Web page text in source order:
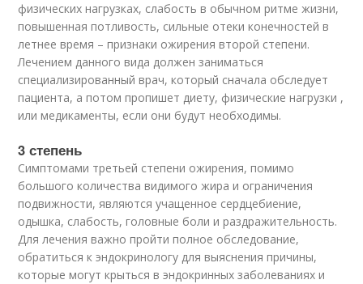
физических нагрузках, слабость в обычном ритме жизни,
повышенная потливость, сильные отеки конечностей в
летнее время – признаки ожирения второй степени.
Лечением данного вида должен заниматься
специализированный врач, который сначала обследует
пациента, а потом пропишет диету, физические нагрузки ,
или медикаменты, если они будут необходимы.
3 степень
Симптомами третьей степени ожирения, помимо
большого количества видимого жира и ограничения
подвижности, являются учащенное сердцебиение,
одышка, слабость, головные боли и раздражительность.
Для лечения важно пройти полное обследование,
обратиться к эндокринологу для выяснения причины,
которые могут крыться в эндокринных заболеваниях и